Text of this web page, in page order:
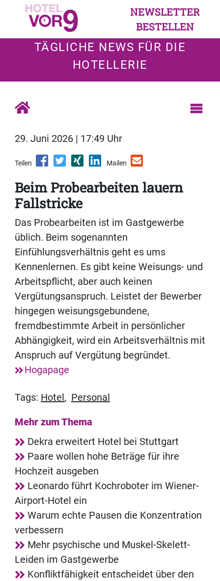
NEWSLETTER
BESTELLEN
TÄGLICHE NEWS FÜR DIE
HOTELLERIE
29. Juni 2026 | 17:49 Uhr
Teilen Mailen
Beim Probearbeiten lauern
Fallstricke
Das Probearbeiten ist im Gastgewerbe
üblich. Beim sogenannten
Einfühlungsverhältnis geht es ums
Kennenlernen. Es gibt keine Weisungs- und
Arbeitspflicht, aber auch keinen
Vergütungsanspruch. Leistet der Bewerber
hingegen weisungsgebundene,
fremdbestimmte Arbeit in persönlicher
Abhängigkeit, wird ein Arbeitsverhältnis mit
Anspruch auf Vergütung begründet.
Hogapage
Tags: Hotel , Personal
Mehr zum Thema
Dekra erweitert Hotel bei Stuttgart
Paare wollen hohe Beträge für ihre
Hochzeit ausgeben
Leonardo führt Kochroboter im Wiener-
Airport-Hotel ein
Warum echte Pausen die Konzentration
verbessern
Mehr psychische und Muskel-Skelett-
Leiden im Gastgewerbe
Konfliktfähigkeit entscheidet über den